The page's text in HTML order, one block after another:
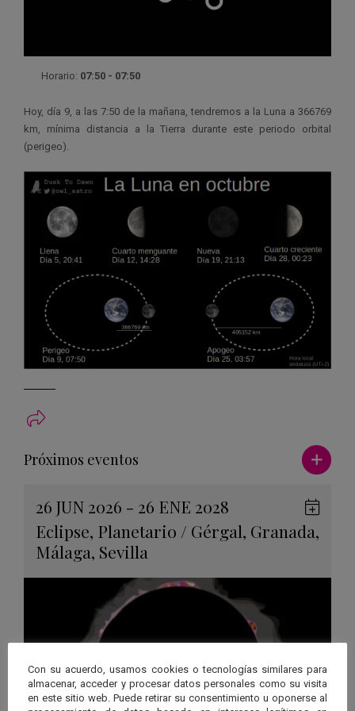
Horario: 07:50 - 07:50
Hoy, día 9, a las 7:50 de la mañana, tendremos a la Luna a 366769
km, mínima distancia a la Tierra durante este periodo orbital
(perigeo).
Próximos eventos Ver más
26 JUN 2026 - 26 ENE 2028
Eclipse, Planetario / Gérgal, Granada,
Málaga, Sevilla
en
Con su acuerdo, usamos cookies o tecnologías similares para
almacenar, acceder y procesar datos personales como su visita
en este sitio web. Puede retirar su consentimiento u oponerse al